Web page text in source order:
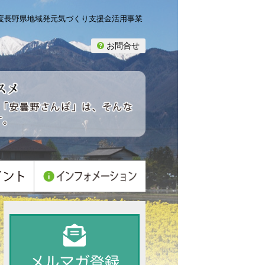
お問合せ
長野県地域発元気づくり支援金活用事業